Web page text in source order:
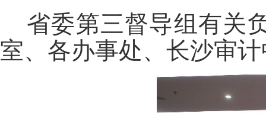
省委第三督导组有关
室、各办事处、长沙审